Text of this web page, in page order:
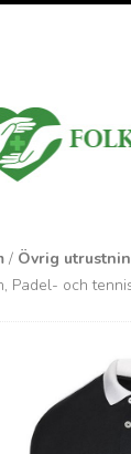
/ Övrig
Padel- och